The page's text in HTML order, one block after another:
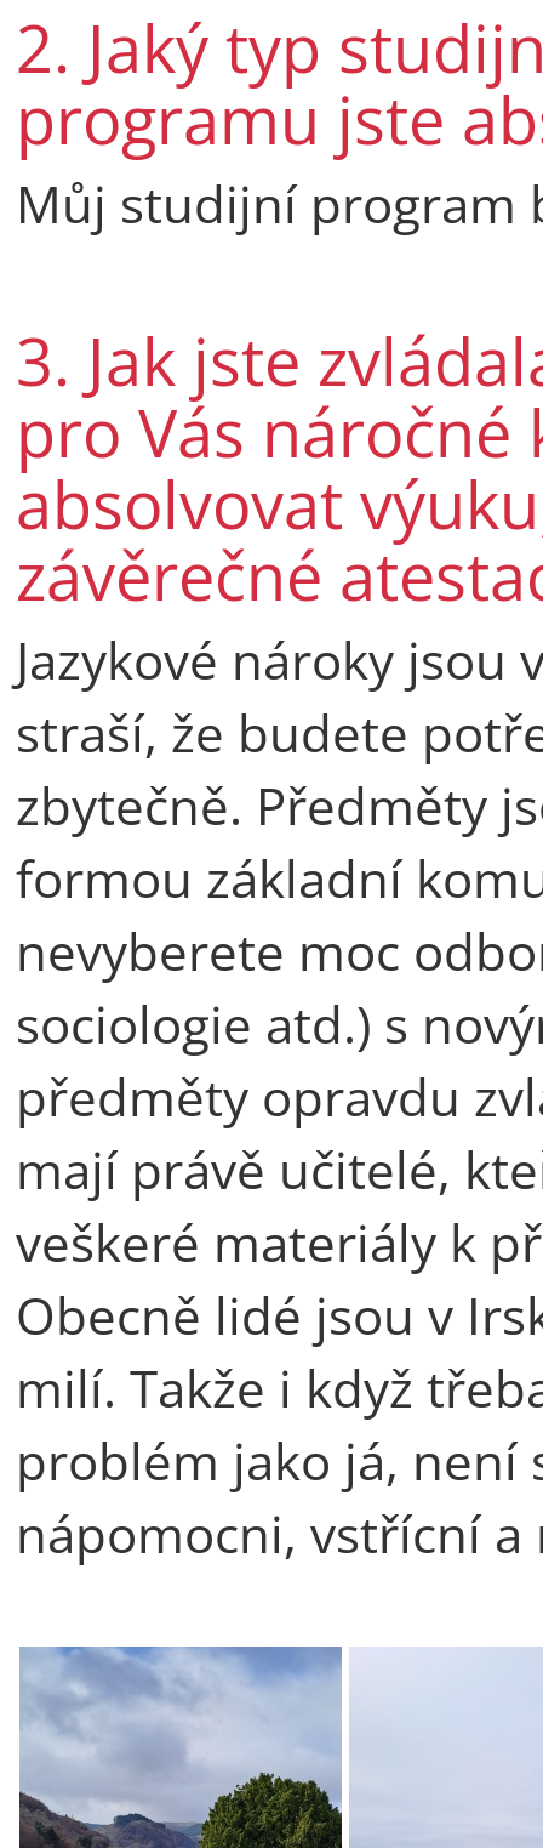
2. Jaký typ
programu jste
Můj studijní program
3. Jak jste
pro Vás
absolvovat
závěrečné
Jazykové nároky jsou
straší, že budete
zbytečně. Předměty
formou základní
nevyberete moc
sociologie atd.) s
předměty opravdu
mají právě učitelé,
veškeré materiály k
Obecně lidé jsou v
milí. Takže i když
problém jako já, není
nápomocni, vstřícní a